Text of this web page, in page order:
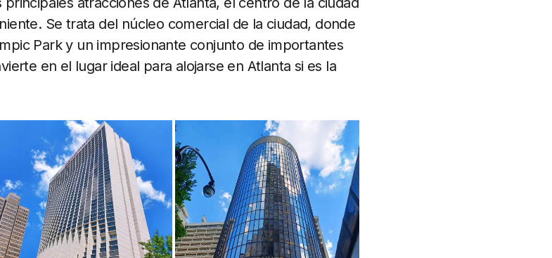
Se trata del núcleo comercial de la ciudad, donde
Park y un impresionante conjunto de importantes
en el lugar ideal para alojarse en Atlanta si es la